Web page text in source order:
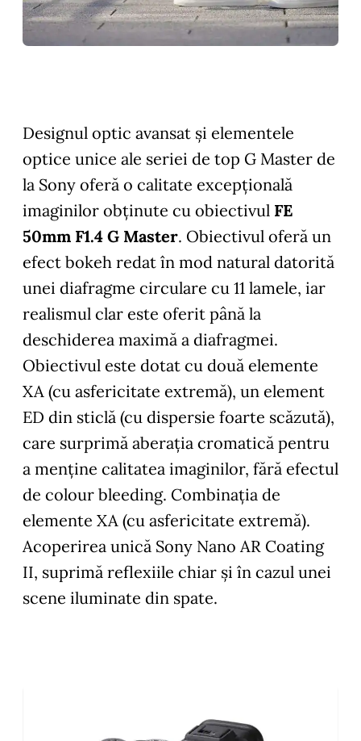
Designul optic avansat și elementele
optice unice ale seriei de top G Master de
la Sony oferă o calitate excepțională
imaginilor obținute cu obiectivul FE
50mm F1.4 G Master. Obiectivul oferă un
efect bokeh redat în mod natural datorită
unei diafragme circulare cu 11 lamele, iar
realismul clar este oferit până la
deschiderea maximă a diafragmei.
Obiectivul este dotat cu două elemente
XA (cu asfericitate extremă), un element
ED din sticlă (cu dispersie foarte scăzută),
care surprimă aberația cromatică pentru
a menține calitatea imaginilor, fără efectul
de colour bleeding. Combinația de
elemente XA (cu asfericitate extremă).
Acoperirea unică Sony Nano AR Coating
II, suprimă reflexiile chiar și în cazul unei
scene iluminate din spate.